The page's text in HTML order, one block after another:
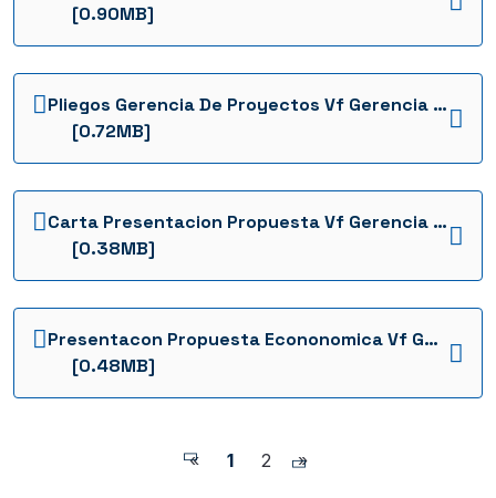
[0.90MB]
Pliegos Gerencia De Proyectos Vf Gerencia 2021 1736960755701
[0.72MB]
Carta Presentacion Propuesta Vf Gerencia 2021 1736960760431
[0.38MB]
Presentacon Propuesta Econonomica Vf Gerencia 2021 1736960749713
[0.48MB]
« 1 2 »